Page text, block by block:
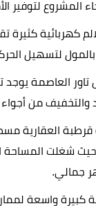
المشروع لتوفير
كهربائية كثيرة
بالمول لتسهيل
العاصمة يوجد
والتخفيف من
العقارية
شغلت المساحة
جمالي.
كبيرة واسعة